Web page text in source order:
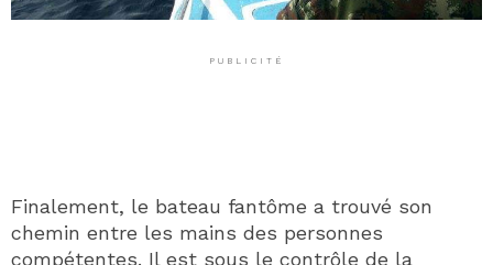
PUBLICITÉ
Finalement, le bateau fantôme a trouvé son
chemin entre les mains des personnes
compétentes. Il est sous le contrôle de la